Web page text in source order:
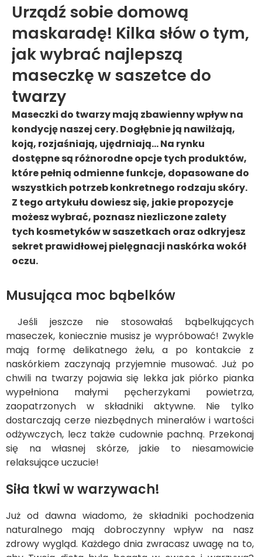
Urządź sobie domową
maskaradę! Kilka słów o tym,
jak wybrać najlepszą
maseczkę w saszetce do
twarzy
Maseczki do twarzy mają zbawienny wpływ na
kondycję naszej cery. Dogłębnie ją nawilżają,
koją, rozjaśniają, ujędrniają... Na rynku
dostępne są różnorodne opcje tych produktów,
które pełnią odmienne funkcje, dopasowane do
wszystkich potrzeb konkretnego rodzaju skóry.
Z tego artykułu dowiesz się, jakie propozycje
możesz wybrać, poznasz niezliczone zalety
tych kosmetyków w saszetkach oraz odkryjesz
sekret prawidłowej pielęgnacji naskórka wokół
oczu.
Musująca moc bąbelków
Jeśli jeszcze nie stosowałaś bąbelkujących
maseczek, koniecznie musisz je wypróbować! Zwykle
mają formę delikatnego żelu, a po kontakcie z
naskórkiem zaczynają przyjemnie musować. Już po
chwili na twarzy pojawia się lekka jak piórko pianka
wypełniona małymi pęcherzykami powietrza,
zaopatrzonych w składniki aktywne. Nie tylko
dostarczają cerze niezbędnych minerałów i wartości
odżywczych, lecz także cudownie pachną. Przekonaj
się na własnej skórze, jakie to niesamowicie
relaksujące uczucie!
Siła tkwi w warzywach!
Już od dawna wiadomo, że składniki pochodzenia
naturalnego mają dobroczynny wpływ na nasz
zdrowy wygląd. Każdego dnia zwracasz uwagę na to,